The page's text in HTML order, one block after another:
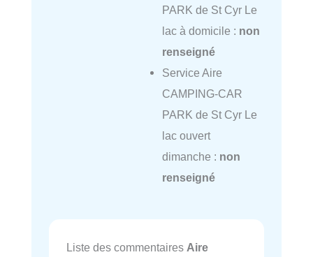
PARK de St Cyr Le
lac à domicile : non
renseigné
Service Aire
CAMPING-CAR
PARK de St Cyr Le
lac ouvert
dimanche : non
renseigné
Liste des commentaires Aire